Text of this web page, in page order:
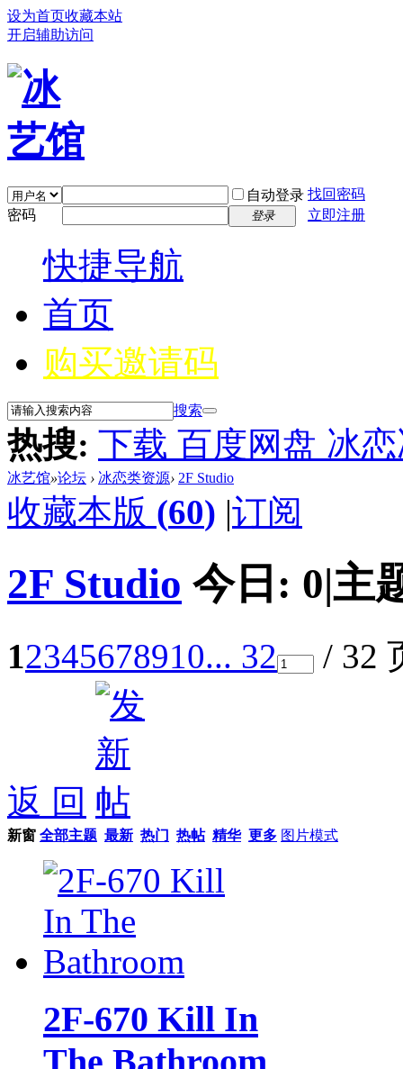
设为首页收藏本站
开启辅助访问
自动登录 找回密码
密码
登录 立即注册
快捷导航
首页
购买邀请码
搜索
热搜: 下载 百度网盘 冰
冰艺馆»论坛 › 冰恋类资源› 2F Studio
收藏本版 (60) |订阅
2F Studio 今日: 0|主
12345678910... 32 / 32
返 回
新窗 全部主题 最新 热门 热帖 精华 更多 图片模式
2F-670 Kill In